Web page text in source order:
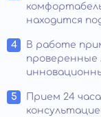
находится
В работе
проверенные
Прием 24